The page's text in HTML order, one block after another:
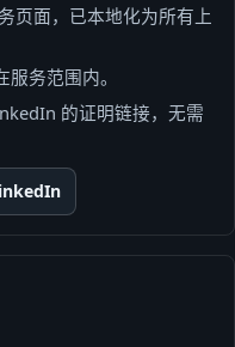
页面，已本地化为所有上
务范围内。
的证明链接，无需